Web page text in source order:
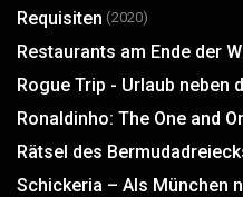
Requisiten (2020)
Restaurants am Ende der
Rogue Trip - Urlaub neben
Ronaldinho: The One and
Rätsel des
Schickeria – Als München